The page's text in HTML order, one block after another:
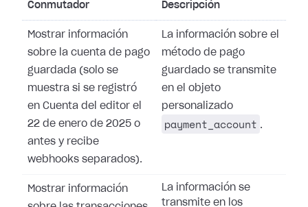
Conmutador Descripción
Mostrar información
sobre la cuenta de pago
guardada (solo se
muestra si se registró
en Cuenta del editor el
22 de enero de 2025 o
antes y recibe
webhooks separados).
La información sobre el
método de pago
guardado se transmite
en el objeto
personalizado
payment_account .
Mostrar información
La información se
transmite en los